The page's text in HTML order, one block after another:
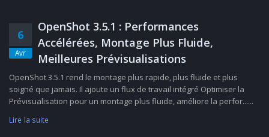
6
Avr
OpenShot 3.5.1 : Performances
Accélérées, Montage Plus Fluide,
Meilleures Prévisualisations
OpenShot 3.5.1 rend le montage plus rapide, plus fluide et plus
soigné que jamais. Il ajoute un flux de travail intégré Optimiser la
Prévisualisation pour un montage plus fluide, améliore la perfor......
Lire la suite